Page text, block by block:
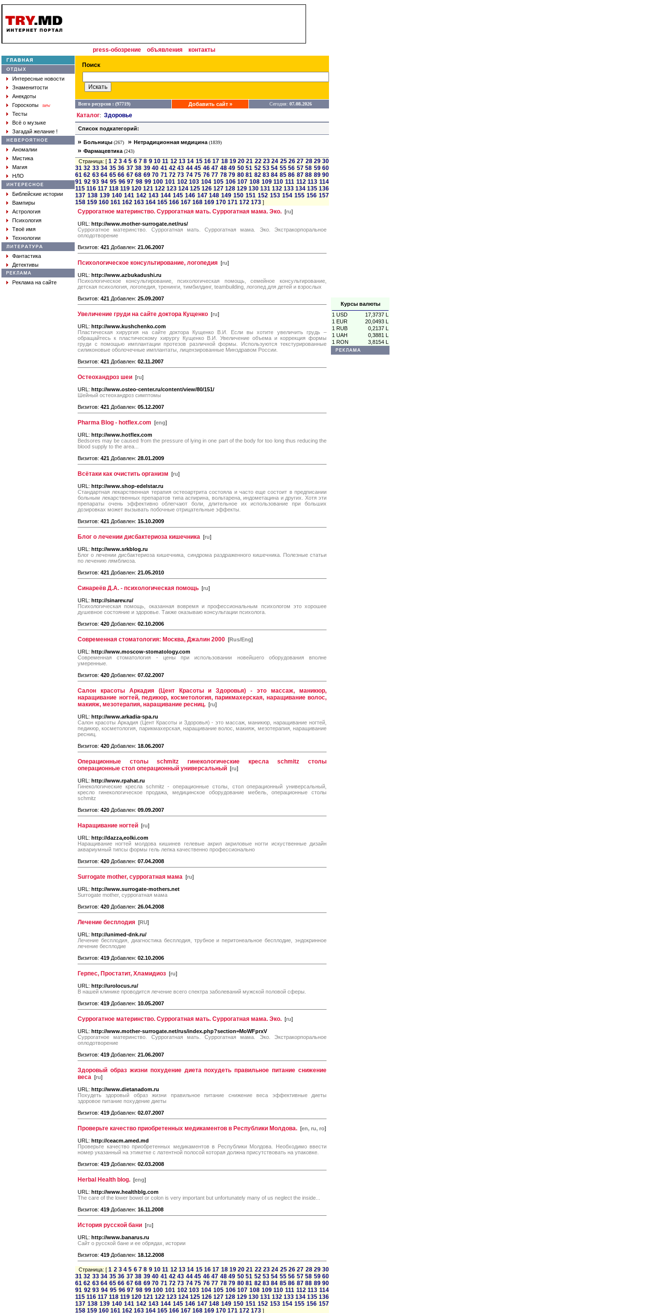
Курсы валюты
1 USD
17,3737 L
1 EUR
20,0493 L
1 RUB
0,2137 L
1 UAH
0,3881 L
1 RON
3,8154 L
press-обозрение объявления контакты
Интересные новости
Знаменитости
Анекдоты
Гороскопы
new
Тесты
Всё о музыке
Загадай желание !
Аномалии
Мистика
Магия
НЛО
Библейские истории
Вампиры
Астрология
Психология
Твоё имя
Технологии
Фантастика
Детективы
Реклама на сайте
Всего ресурсов : (97719) Добавить сайт » Сегодня: 07.08.2026
Каталог: Здоровье
Список подкатегорий:
» Больницы (267) » Нетрадиционная медицина (1839)
» Фармацевтика (243)
Страница: [1 2 3 4 5 6 7 8 9 10 11 12 13 14 15 16 17 18 19 20 21 22 23 24 25 26 27 28 29 30
31 32 33 34 35 36 37 38 39 40 41 42 43 44 45 46 47 48 49 50 51 52 53 54 55 56 57 58 59 60
61 62 63 64 65 66 67 68 69 70 71 72 73 74 75 76 77 78 79 80 81 82 83 84 85 86 87 88 89 90
91 92 93 94 95 96 97 98 99 100 101 102 103 104 105 106 107 108 109 110 111 112 113 114
115 116 117 118 119 120 121 122 123 124 125 126 127 128 129 130 131 132 133 134 135 136
137 138 139 140 141 142 143 144 145 146 147 148 149 150 151 152 153 154 155 156 157
158 159 160 161 162 163 164 165 166 167 168 169 170 171 172 173 ]
Суррогатное материнство. Суррогатная мать. Суррогатная мама. Эко. [ru]
URL: http://www.mother-surrogate.net/rus/
Суррогатное материнство. Суррогатная мать. Суррогатная мама. Эко. Экстракорпоральное
оплодотворение
Визитов: 421 Добавлен: 21.06.2007
Психологическое консультирование, логопедия [ru]
URL: http://www.azbukadushi.ru
Психологическое консультирование, психологическая помощь, семейное консультирование,
детская психология, логопедия, тренинги, тимбилдинг, teambuilding, логопед для детей и взрослых
Визитов: 421 Добавлен: 25.09.2007
Увеличение груди на сайте доктора Кущенко [ru]
URL: http://www.kushchenko.com
Пластическая хирургия на сайте доктора Кущенко В.И. Если вы хотите увеличить грудь –
обращайтесь к пластическому хирургу Кущенко В.И. Увеличение объема и коррекция формы
груди с помощью имплантации протезов различной формы. Используются текстурированные
силиконовые оболочечные имплантаты, лицензированные Минздравом России.
Визитов: 421 Добавлен: 02.11.2007
Остеохандроз шеи [ru]
URL: http://www.osteo-center.ru/content/view/80/151/
Шейный остеохандроз симптомы
Визитов: 421 Добавлен: 05.12.2007
Pharma Blog - hotflex.com [eng]
URL: http://www.hotflex.com
Bedsores may be caused from the pressure of lying in one part of the body for too long thus reducing the
blood supply to the area...
Визитов: 421 Добавлен: 28.01.2009
Всётаки как очистить организм [ru]
URL: http://www.shop-edelstar.ru
Стандартная лекарственная терапия остеоартрита состояла и часто еще состоит в предписании
больным лекарственных препаратов типа аспирина, вольтарена, индометацина и других. Хотя эти
препараты очень эффективно облегчают боли, длительное их использование при больших
дозировках может вызывать побочные отрицательные эффекты.
Визитов: 421 Добавлен: 15.10.2009
Блог о лечении дисбактериоза кишечника [ru]
URL: http://www.srkblog.ru
Блог о лечении дисбактериоза кишечника, синдрома раздраженного кишечника. Полезные статьи
по лечению лямблиоза.
Визитов: 421 Добавлен: 21.05.2010
Синареёв Д.А. - психологическая помощь [ru]
URL: http://sinarev.ru/
Психологическая помощь, оказанная вовремя и профессиональным психологом это хорошее
душевное состояние и здоровье. Также оказываю консультации психолога.
Визитов: 420 Добавлен: 02.10.2006
Современная стоматология: Москва, Джалин 2000 [Rus/Eng]
URL: http://www.moscow-stomatology.com
Современная стоматология - цены при использовании новейшего оборудования вполне
умеренные.
Визитов: 420 Добавлен: 07.02.2007
Салон красоты Аркадия (Цент Красоты и Здоровья) - это массаж, маникюр,
наращивание ногтей, педикюр, косметология, парикмахерская, наращивание волос,
макияж, мезотерапия, наращивание ресниц. [ru]
URL: http://www.arkadia-spa.ru
Салон красоты Аркадия (Цент Красоты и Здоровья) - это массаж, маникюр, наращивание ногтей,
педикюр, косметология, парикмахерская, наращивание волос, макияж, мезотерапия, наращивание
ресниц.
Визитов: 420 Добавлен: 18.06.2007
Операционные столы schmitz гинекологические кресла schmitz столы
операционные стол операционный универсальный [ru]
URL: http://www.rpahat.ru
Гинекологические кресла schmitz - операционные столы, стол операционный универсальный,
кресло гинекологическое продажа, медицинское оборудование мебель, операционные столы
schmitz
Визитов: 420 Добавлен: 09.09.2007
Наращивание ногтей [ru]
URL: http://dazza,eolki.com
Наращивание ногтей молдова кишинев гелевые акрил акриловые ногти искуственные дизайн
аквариумный типсы формы гель лепка качественно профессионально
Визитов: 420 Добавлен: 07.04.2008
Surrogate mother, суррогатная мама [ru]
URL: http://www.surrogate-mothers.net
Surrogate mother, суррогатная мама
Визитов: 420 Добавлен: 26.04.2008
Лечение бесплодия [RU]
URL: http://unimed-dnk.ru/
Лечение бесплодия, диагностика бесплодия, трубное и перитонеальное бесплодие, эндокринное
лечение бесплодие
Визитов: 419 Добавлен: 02.10.2006
Герпес, Простатит, Хламидиоз [ru]
URL: http://urolocus.ru/
В нашей клинике проводится лечение всего спектра заболеваний мужской половой сферы.
Визитов: 419 Добавлен: 10.05.2007
Суррогатное материнство. Суррогатная мать. Суррогатная мама. Эко. [ru]
URL: http://www.mother-surrogate.net/rus/index.php?section=MoWFprxV
Суррогатное материнство. Суррогатная мать. Суррогатная мама. Эко. Экстракорпоральное
оплодотворение
Визитов: 419 Добавлен: 21.06.2007
Здоровый образ жизни похудение диета похудеть правильное питание снижение
веса [ru]
URL: http://www.dietanadom.ru
Похудеть здоровый образ жизни правильное питание снижение веса эффективные диеты
здоровое питание похудение диеты
Визитов: 419 Добавлен: 02.07.2007
Проверьте качество приобретенных медикаментов в Республики Молдова. [en, ru, ro]
URL: http://ceacm.amed.md
Проверьте качество приобретенных медикаментов в Республики Молдова. Необходимо ввести
номер указанный на этикетке с латентной полосой которая должна присутствовать на упаковке.
Визитов: 419 Добавлен: 02.03.2008
Herbal Health blog. [eng]
URL: http://www.healthblg.com
The care of the lower bowel or colon is very important but unfortunately many of us neglect the inside...
Визитов: 419 Добавлен: 16.11.2008
История русской бани [ru]
URL: http://www.banarus.ru
Сайт о русской бане и ее обрядах, истории
Визитов: 419 Добавлен: 18.12.2008
Страница: [1 2 3 4 5 6 7 8 9 10 11 12 13 14 15 16 17 18 19 20 21 22 23 24 25 26 27 28 29 30
31 32 33 34 35 36 37 38 39 40 41 42 43 44 45 46 47 48 49 50 51 52 53 54 55 56 57 58 59 60
61 62 63 64 65 66 67 68 69 70 71 72 73 74 75 76 77 78 79 80 81 82 83 84 85 86 87 88 89 90
91 92 93 94 95 96 97 98 99 100 101 102 103 104 105 106 107 108 109 110 111 112 113 114
115 116 117 118 119 120 121 122 123 124 125 126 127 128 129 130 131 132 133 134 135 136
137 138 139 140 141 142 143 144 145 146 147 148 149 150 151 152 153 154 155 156 157
158 159 160 161 162 163 164 165 166 167 168 169 170 171 172 173 ]